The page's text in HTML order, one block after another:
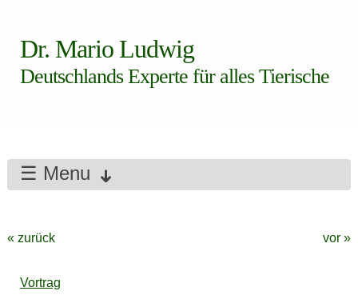
Dr. Mario Ludwig
Deutschlands Experte für alles Tierische
☰ Menu
« zurück vor »
Vortrag